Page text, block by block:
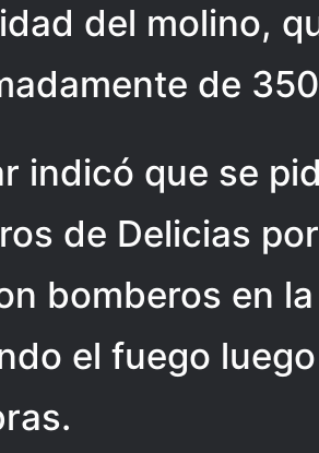
del molino,
de
indicó que se
de Delicias
bomberos en
el fuego